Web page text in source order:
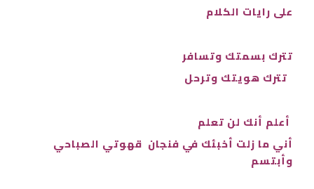
على رايات الكلام
تترك بسمتك وتسافر
تترك هويتك وترحل
أعلم أنك لن تعلم
أني ما زلت أخبئك في فنجان قهوتي الصباحي
وأبتسم